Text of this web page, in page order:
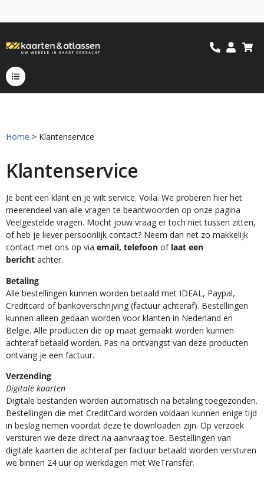
Home > Klantenservice
Klantenservice
Je bent een klant en je wilt service. Voila. We proberen hier het
meerendeel van alle vragen te beantwoorden op onze pagina
Veelgestelde vragen. Mocht jouw vraag er toch niet tussen zitten,
of heb je liever persoonlijk contact? Neem dan net zo makkelijk
contact met ons op via email, telefoon of laat een
bericht achter.
Betaling
Alle bestellingen kunnen worden betaald met IDEAL, Paypal,
Creditcard of bankoverschrijving (factuur achteraf). Bestellingen
kunnen alleen gedaan worden voor klanten in Nederland en
België. Alle producten die op maat gemaakt worden kunnen
achteraf betaald worden. Pas na ontvangst van deze producten
ontvang je een factuur.
Verzending
Digitale kaarten
Digitale bestanden worden automatisch na betaling toegezonden.
Bestellingen die met CreditCard worden voldaan kunnen enige tijd
in beslag nemen voordat deze te downloaden zijn. Op verzoek
versturen we deze direct na aanvraag toe. Bestellingen van
digitale kaarten die achteraf per factuur betaald worden versturen
we binnen 24 uur op werkdagen met WeTransfer.